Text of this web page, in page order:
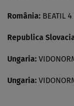
România: BEATIL
Republica
Ungaria:
Ungaria: